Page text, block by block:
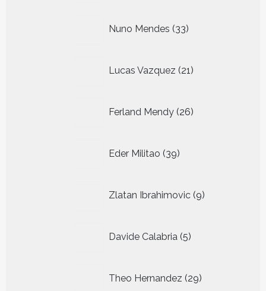
Nuno Mendes 33
producten
Lucas Vazquez 21
producten
Ferland Mendy 26
producten
Eder Militao 39
producten
Zlatan Ibrahimovic 9
producten
Davide Calabria 5
producten
Theo Hernandez 29
producten